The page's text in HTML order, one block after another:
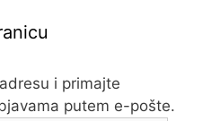
i primajte
putem e-pošte.